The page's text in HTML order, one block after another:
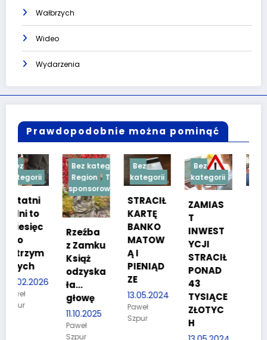
Wałbrzych
Wideo
Wydarzenia
Prawdopodobnie można pominąć
Bez kategorii
Region
Treść
sponsorowana
Rzeźba
Książ
odzyska
ła…
głowę
Bez
kategorii
STRACIŁ
KARTĘ
BANKO
MATOW
Ą I
PIENIĄD
ZE
13.05.2024
Szpur
Bez
kategorii
ZAMIAS
T
INWEST
YCJI
PONAD
TYSIĄCE
ZŁOTYC
H
Bez
kategorii
TESTY
NOŚCIO
WE DLA
KANDYD
ATÓW
POLICJI
27.03.2024